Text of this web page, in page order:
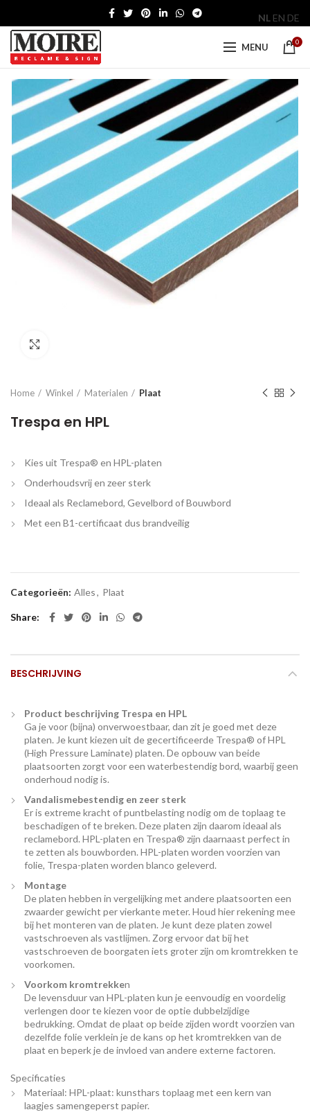
MENU 0
Home Winkel Materialen Plaat
Trespa en HPL
Kies uit Trespa® en HPL-platen
Onderhoudsvrij en zeer sterk
Ideaal als Reclamebord, Gevelbord of Bouwbord
Met een B1-certificaat dus brandveilig
Categorieën: Alles, Plaat
Share
BESCHRIJVING
Product beschrijving Trespa en HPL
Ga je voor (bijna) onverwoestbaar, dan zit je goed met deze
platen. Je kunt kiezen uit de gecertificeerde Trespa® of HPL
(High Pressure Laminate) platen. De opbouw van beide
plaatsoorten zorgt voor een waterbestendig bord, waarbij geen
onderhoud nodig is.
Vandalismebestendig en zeer sterk
Er is extreme kracht of puntbelasting nodig om de toplaag te
beschadigen of te breken. Deze platen zijn daarom ideaal als
reclamebord. HPL-platen en Trespa® zijn daarnaast perfect in
te zetten als bouwborden. HPL-platen worden voorzien van
folie, Trespa-platen worden blanco geleverd.
Montage
De platen hebben in vergelijking met andere plaatsoorten een
zwaarder gewicht per vierkante meter. Houd hier rekening mee
bij het monteren van de platen. Je kunt deze platen zowel
vastschroeven als vastlijmen. Zorg ervoor dat bij het
vastschroeven de boorgaten iets groter zijn om kromtrekken te
voorkomen.
Voorkom kromtrekken
De levensduur van HPL-platen kun je eenvoudig en voordelig
verlengen door te kiezen voor de optie dubbelzijdige
bedrukking. Omdat de plaat op beide zijden wordt voorzien van
dezelfde folie verklein je de kans op het kromtrekken van de
plaat en beperk je de invloed van andere externe factoren.
Specificaties
Materiaal: HPL-plaat: kunsthars toplaag met een kern van
laagjes samengeperst papier.
NL EN DE